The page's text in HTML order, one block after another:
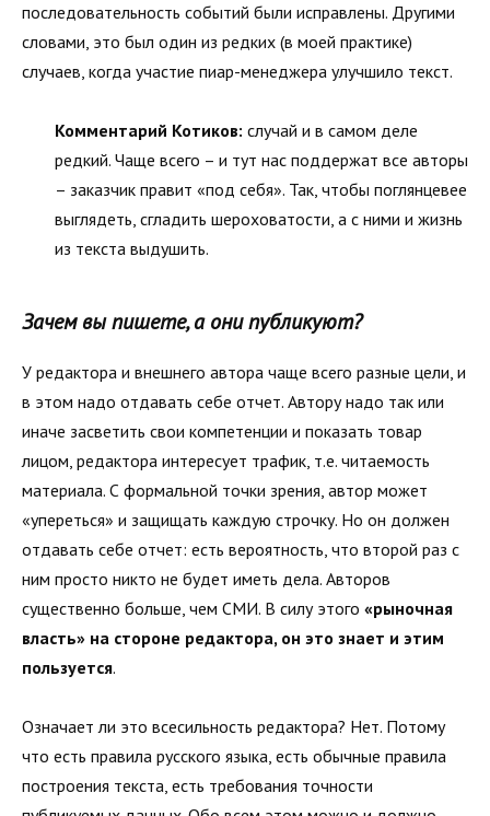
последовательность событий были исправлены. Другими
словами, это был один из редких (в моей практике)
случаев, когда участие пиар-менеджера улучшило текст.
Комментарий Котиков: случай и в самом деле
редкий. Чаще всего – и тут нас поддержат все авторы
– заказчик правит «под себя». Так, чтобы поглянцевее
выглядеть, сгладить шероховатости, а с ними и жизнь
из текста выдушить.
Зачем вы пишете, а они публикуют?
У редактора и внешнего автора чаще всего разные цели, и
в этом надо отдавать себе отчет. Автору надо так или
иначе засветить свои компетенции и показать товар
лицом, редактора интересует трафик, т.е. читаемость
материала. С формальной точки зрения, автор может
«упереться» и защищать каждую строчку. Но он должен
отдавать себе отчет: есть вероятность, что второй раз с
ним просто никто не будет иметь дела. Авторов
существенно больше, чем СМИ. В силу этого «рыночная
власть» на стороне редактора, он это знает и этим
пользуется.
Означает ли это всесильность редактора? Нет. Потому
что есть правила русского языка, есть обычные правила
построения текста, есть требования точности